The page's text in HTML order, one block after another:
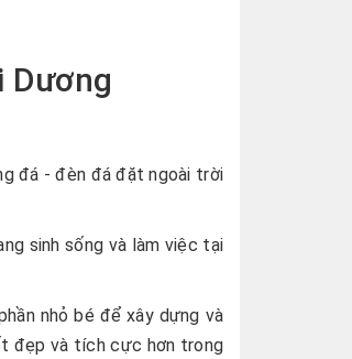
Dương
đá - đèn đá đặt ngoài trời
sinh sống và làm việc tại
nhỏ bé để xây dựng và
đẹp và tích cực hơn trong